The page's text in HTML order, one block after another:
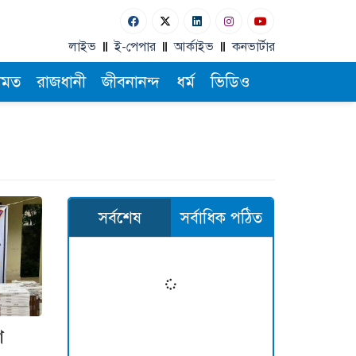
লাইভ ই-পেপার আর্কাইভ কনভার্টার
রাজধানী জীবনানন্দ ধর্ম ভিডিও
সর্বশেষ সর্বাধিক পঠিত